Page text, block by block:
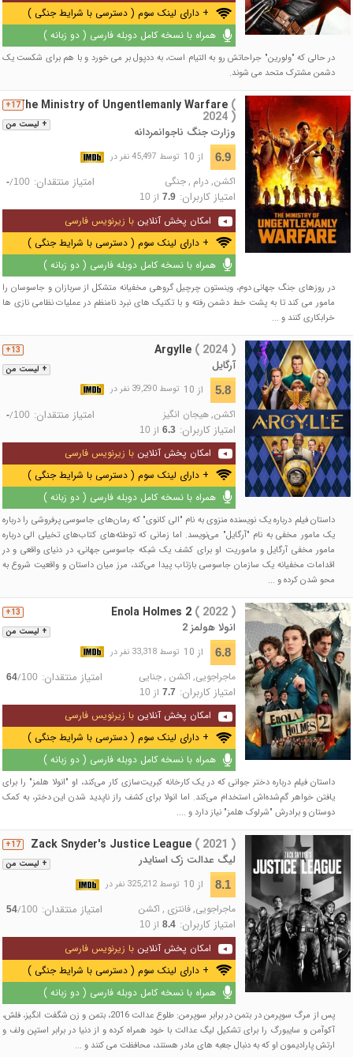
+ دارای لینک سوم ( دسترسی با شرایط جنگی )
همراه با نسخه کامل دوبله فارسی ( دو زبانه )
در حالی که "ولورین" جراحاتش رو به التیام است، به ددپول بر می خورد و با هم برای شکست یک
دشمن مشترک متحد می شوند.
+ لیست من
17+The Ministry of Ungentlemanly Warfare (
2024 )
وزارت جنگ ناجوانمردانه
6.9 از 10 توسط 45,497 نفر در
اکشن,درام ,جنگی امتیاز منتقدان: -/100
امتیاز کاربران: 7.9از 10
امکان پخش آنلاین با زیرنویس فارسی
+ دارای لینک سوم ( دسترسی با شرایط جنگی )
همراه با نسخه کامل دوبله فارسی ( دو زبانه )
در روزهای جنگ جهانی دوم، وینستون چرچیل گروهی مخفیانه متشکل از سربازان و جاسوسان را
مامور می کند تا به پشت خط دشمن رفته و با تکنیک های نبرد نامنظم در عملیات نظامی نازی ها
خرابکاری کنند و ...
+ لیست من
13+ Argylle ( 2024 )
آرگایل
5.8 از 10 توسط 39,290 نفر در
اکشن, هیجان انگیز امتیاز منتقدان: -/100
امتیاز کاربران: 6.3از 10
امکان پخش آنلاین با زیرنویس فارسی
+ دارای لینک سوم ( دسترسی با شرایط جنگی )
همراه با نسخه کامل دوبله فارسی ( دو زبانه )
داستان فیلم درباره یک نویسنده منزوی به نام "الی کانوی" که رمان‌های جاسوسی پرفروشی را درباره
یک مامور مخفی به نام "آرگایل" می‌نویسد. اما زمانی که توطئه‌های کتاب‌های تخیلی الی درباره
مامور مخفی آرگایل و ماموریت او برای کشف یک شبکه جاسوسی جهانی، در دنیای واقعی و در
اقدامات مخفیانه یک سازمان جاسوسی بازتاب پیدا می‌کند، مرز میان داستان و واقعیت شروع به
محو شدن کرده و ...
+ لیست من
13+ Enola Holmes 2 ( 2022 )
انولا هولمز 2
6.8 از 10 توسط 33,318 نفر در
ماجراجویی, اکشن ,جنایی امتیاز منتقدان: 64/100
امتیاز کاربران: 7.7از 10
امکان پخش آنلاین با زیرنویس فارسی
+ دارای لینک سوم ( دسترسی با شرایط جنگی )
همراه با نسخه کامل دوبله فارسی ( دو زبانه )
داستان فیلم درباره دختر جوانی که در یک کارخانه کبریت‌سازی کار می‌کند، او "انولا هلمز" را برای
یافتن خواهر گم‌شده‌اش استخدام می‌کند. اما انولا برای کشف راز ناپدید شدن این دختر، به کمک
دوستان و برادرش "شرلوک هلمز" نیاز دارد و ....
+ لیست من
17+ Zack Snyder's Justice League ( 2021 )
لیگ عدالت زک اسنایدر
8.1 از 10 توسط 325,212 نفر در
ماجراجویی,فانتزی , اکشن امتیاز منتقدان: 54/100
امتیاز کاربران: 8.4از 10
امکان پخش آنلاین با زیرنویس فارسی
+ دارای لینک سوم ( دسترسی با شرایط جنگی )
همراه با نسخه کامل دوبله فارسی ( دو زبانه )
پس از مرگ سوپرمن در بتمن در برابر سوپرمن: طلوع عدالت 2016، بتمن و زن شگفت انگیز، فلش،
آکوآمن و سایبورگ را برای تشکیل لیگ عدالت با خود همراه کرده و از دنیا در برابر استپن ولف و
ارتش پارادیمون او که به دنبال جعبه های مادر هستند، محافظت می کنند و ...